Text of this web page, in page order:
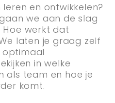
en ontwikkelen?
we aan de slag
werkt dat
laten je graag zelf
optimaal
in welke
als team en hoe je
komt.